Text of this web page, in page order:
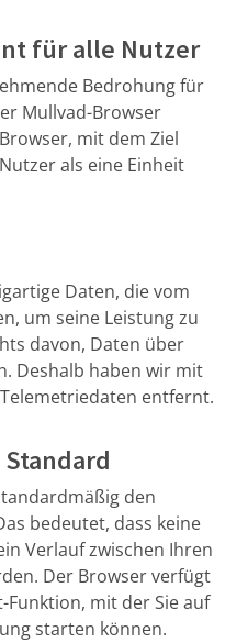
für alle Nutzer
Bedrohung für
Mullvad-Browser
mit dem Ziel
als eine Einheit
Daten, die vom
um seine Leistung zu
davon, Daten über
Deshalb haben wir mit
entfernt.
den
bedeutet, dass keine
Verlauf zwischen Ihren
Der Browser verfügt
mit der Sie auf
starten können.